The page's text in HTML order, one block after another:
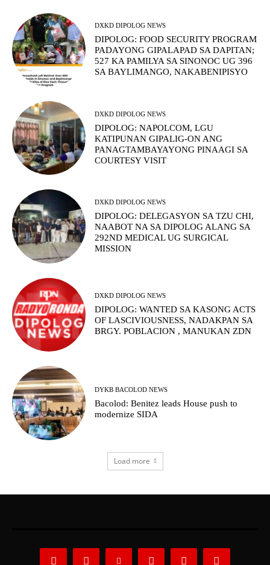
DXKD DIPOLOG NEWS
DIPOLOG: FOOD SECURITY PROGRAM
PADAYONG GIPALAPAD SA DAPITAN;
527 KA PAMILYA SA SINONOC UG 396
SA BAYLIMANGO, NAKABENIPISYO
DXKD DIPOLOG NEWS
DIPOLOG: NAPOLCOM, LGU
KATIPUNAN GIPALIG-ON ANG
PANAGTAMBAYAYONG PINAAGI SA
COURTESY VISIT
DXKD DIPOLOG NEWS
DIPOLOG: DELEGASYON SA TZU CHI,
NAABOT NA SA DIPOLOG ALANG SA
292ND MEDICAL UG SURGICAL
MISSION
DXKD DIPOLOG NEWS
DIPOLOG: WANTED SA KASONG ACTS
OF LASCIVIOUSNESS, NADAKPAN SA
BRGY. POBLACION , MANUKAN ZDN
DYKB BACOLOD NEWS
Bacolod: Benitez leads House push to
modernize SIDA
Load more